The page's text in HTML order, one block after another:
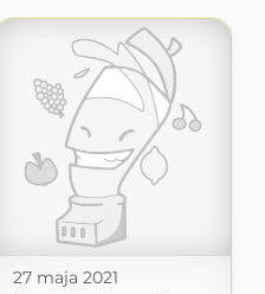
27 maja 2021